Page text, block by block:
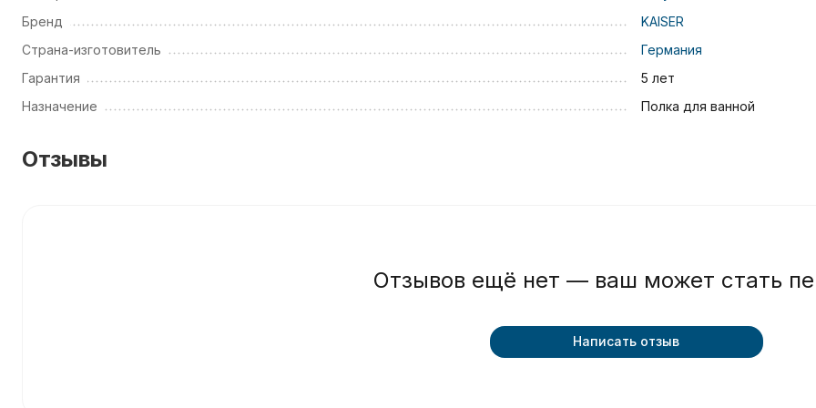
Бренд
KAISER
Страна-изготовитель
Германия
Гарантия
5 лет
Назначение
Полка для ванной
Отзывы
Отзывов ещё нет — ваш может стать
Написать отзыв